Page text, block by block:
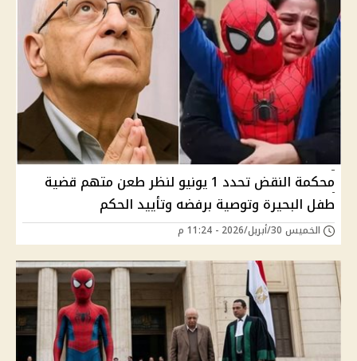
محكمة النقض تحدد 1 يونيو لنظر طعن متهم قضية
طفل البحيرة وتوصية برفضه وتأييد الحكم
الخميس 30/أبريل/2026 - 11:24 م